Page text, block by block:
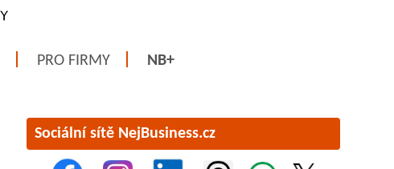
PRO FIRMY NB+
Sociální sítě NejBusiness.cz